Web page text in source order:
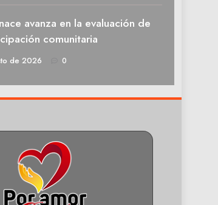
avanza en la evaluación de
comunitaria
de 2026 0